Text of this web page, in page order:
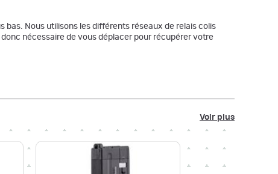
bas. Nous utilisons les différents réseaux de relais colis
nécessaire de vous déplacer pour récupérer votre
Voir plus